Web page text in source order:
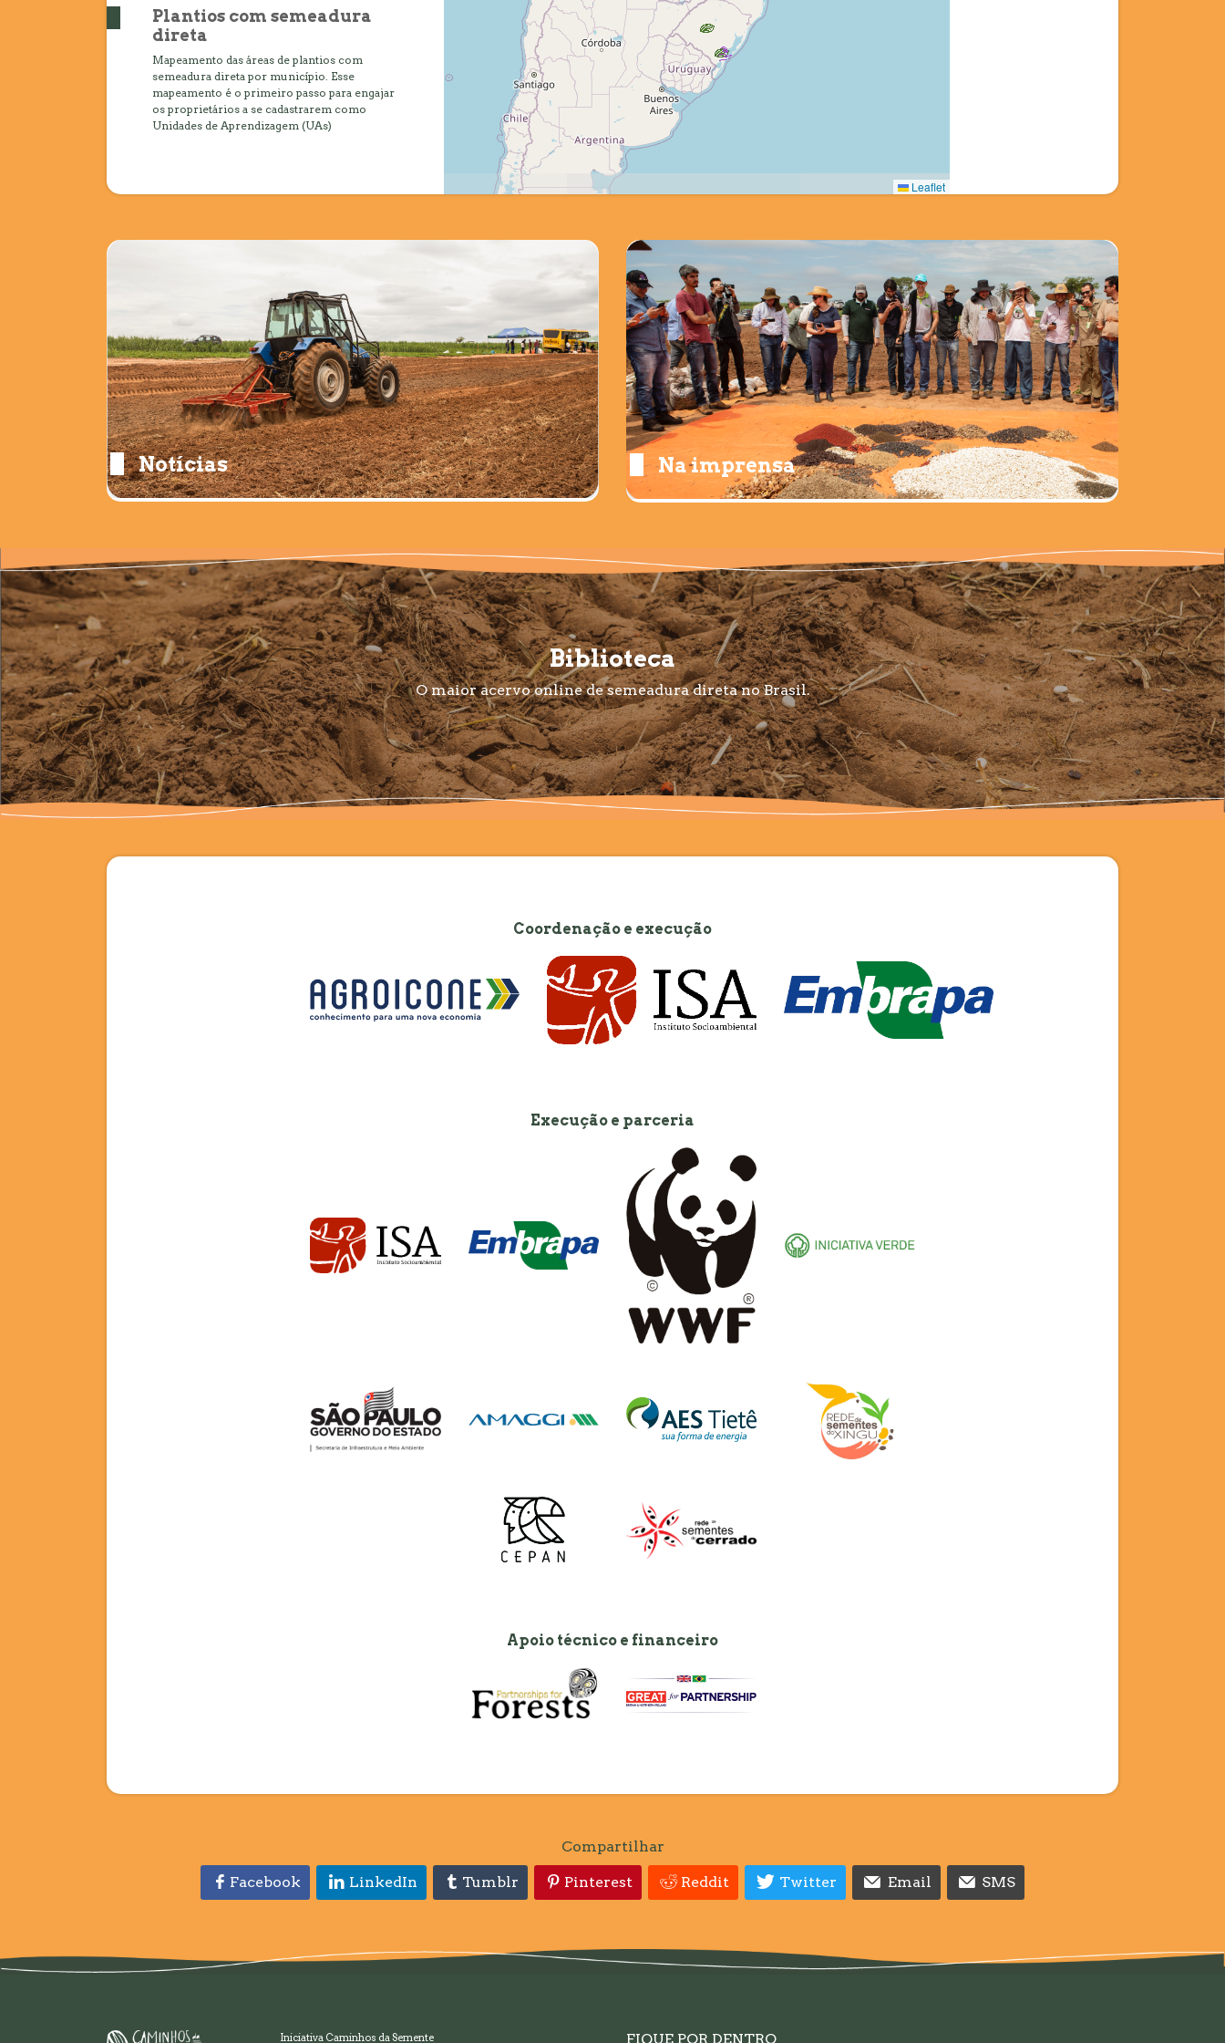
Plantios com semeadura
direta
Mapeamento das áreas de plantios com
semeadura direta por município. Esse
mapeamento é o primeiro passo para engajar
os proprietários a se cadastrarem como
Unidades de Aprendizagem (UAs)
Leaflet
Notícias Na imprensa
Biblioteca
O maior acervo online de semeadura direta no Brasil.
Coordenação e execução
Execução e parceria
Apoio técnico e financeiro
Compartilhar
Facebook LinkedIn Tumblr Pinterest Reddit Twitter Email SMS
Iniciativa Caminhos da Semente FIQUE POR DENTRO